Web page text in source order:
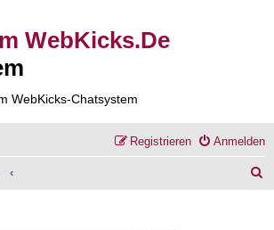
WebKicks.De
WebKicks-Chatsystem
Anmelden
Registrieren